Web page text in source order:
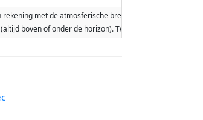
met de atmosferische breking van de Aarde.
boven of onder de horizon). Twee maanopkomsten